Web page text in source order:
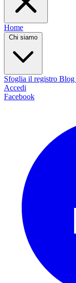
Home
Chi siamo
Sfoglia il registro Blog
Accedi
Facebook